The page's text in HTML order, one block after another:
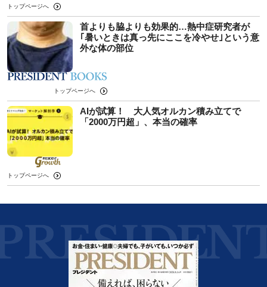
トップページへ
首よりも脇よりも効果的…熱中症研究者が
｢暑いときは真っ先にここを冷やせ｣という意
外な体の部位
トップページへ
AIが試算！ 大人気オルカン積み立てで
「2000万円超」、本当の確率
トップページへ